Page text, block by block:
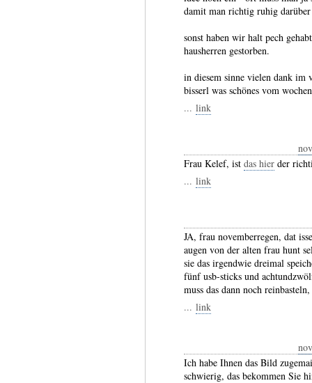
damit man richtig ruhig darüber
sonst haben wir halt pech
hausherren gestorben.
in diesem sinne vielen dank im
bisserl was schönes vom
... link
Frau Kelef, ist das hier der
... link
JA, frau novemberregen, dat
augen von der alten frau hunt
sie das irgendwie dreimal
fünf usb-sticks und
muss das dann noch
... link
Ich habe Ihnen das Bild
schwierig, das bekommen Sie